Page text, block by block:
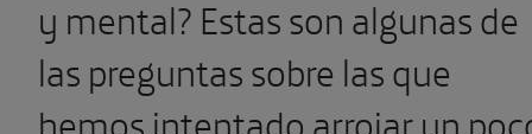
y mental? Estas son algunas de
las preguntas sobre las que
hemos intentado arrojar un